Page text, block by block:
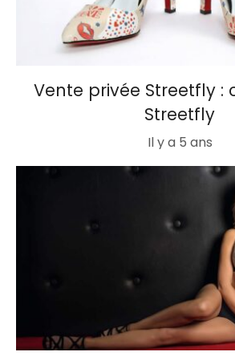
Vente privée Streetfly :
Streetfly
Il y a 5 ans